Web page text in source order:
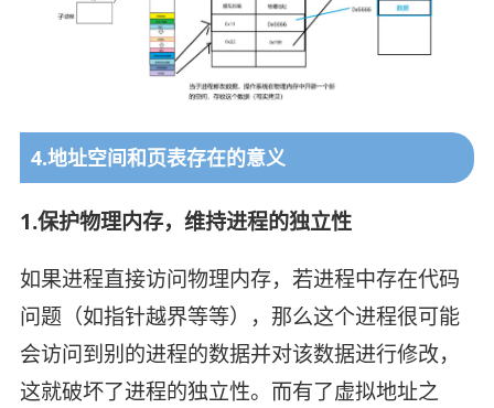
4.地址空间和页表存在的意义
1.保护物理内存，维持进程的独立性
如果进程直接访问物理内存，若进程中存在代码
问题（如指针越界等等），那么这个进程很可能
会访问到别的进程的数据并对该数据进行修改，
这就破坏了进程的独立性。而有了虚拟地址之